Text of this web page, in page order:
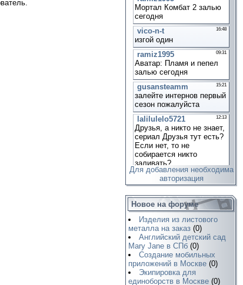
Для добавления необходима
авторизация
Новое на форуме
Изделия из листового
металла на заказ (0)
Английский детский сад
Mary Jane в СПб (0)
Создание мобильных
приложений в Москве (0)
Экипировка для
единоборств в Москве (0)